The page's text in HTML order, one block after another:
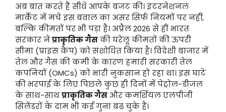
अब बात करते हैं सीधे आपके बजट की। इंटरनेशनल
मार्केट में मचे इस बवाल का असर सिर्फ नियमों पर नहीं,
बल्कि कीमतों पर भी पड़ा है। अप्रैल 2026 से ही भारत
सरकार नेप्राकृतिक गैसकी घरेलू कीमतों की ऊपरी
सीमा (प्राइस कैप) को संशोधित किया है। विदेशी बाजार में
तेल और गैस की कमी के कारण हमारी सरकारी तेल
कंपनियों (OMCs) को भारी नुकसान हो रहा था। इस घाटे
की भरपाई के लिए पिछले कुछ ही दिनों में पेट्रोल-डीजल
के साथ-साथप्राकृतिक गैसऔर कमर्शियल एलपीजी
सिलेंडरों के दाम भी कई गुना बढ़ चुके हैं।